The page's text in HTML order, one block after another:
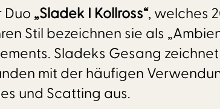
„Sladek I Kollross“, welches
Stil bezeichnen sie als
Sladeks Gesang
mit der häufigen
und Scatting aus.